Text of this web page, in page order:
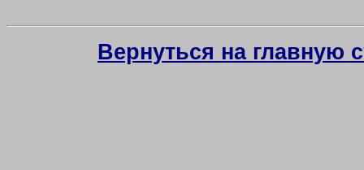
Вернуться на главную